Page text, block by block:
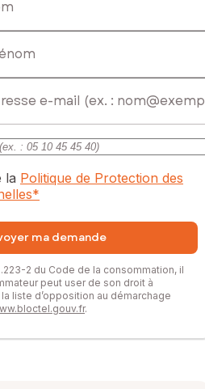
la Politique de Protection des
*
ma demande
2 du Code de la consommation, il
peut user de son droit à
liste d’opposition au démarchage
.